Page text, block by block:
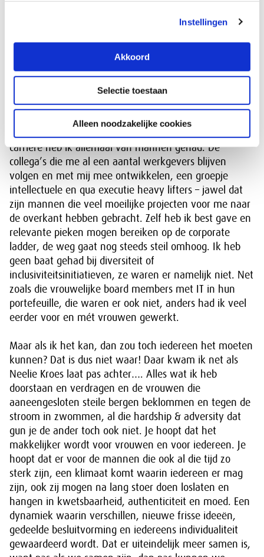
Instellingen
Akkoord
Selectie toestaan
Alleen noodzakelijke cookies
altijd met mannelijke collega’s gewerkt vanaf 1998, in
de financiële sector waren posities van invloed zonder
meer ingevuld door mannen, ik heb gewerkt voor- en
veel geleerd van mannelijke sterke bestuurders, mijn
intervisie groep bestaat al 12 jaar uit 3 onwijs wijze
mannelijke C-levelbestuurders. De kansen in mijn
carrière heb ik allemaal van mannen gehad. De
collega’s die me al een aantal werkgevers blijven
volgen en met mij mee ontwikkelen, een groepje
intellectuele en qua executie heavy lifters – jawel dat
zijn mannen die veel moeilijke projecten voor me naar
de overkant hebben gebracht. Zelf heb ik best gave en
relevante pieken mogen bereiken op de corporate
ladder, de weg gaat nog steeds steil omhoog. Ik heb
geen baat gehad bij diversiteit of
inclusiviteitsinitiatieven, ze waren er namelijk niet. Net
zoals die vrouwelijke board members met IT in hun
portefeuille, die waren er ook niet, anders had ik veel
eerder voor en mét vrouwen gewerkt.
Maar als ik het kan, dan zou toch iedereen het moeten
kunnen? Dat is dus niet waar! Daar kwam ik net als
Neelie Kroes laat pas achter…. Alles wat ik heb
doorstaan en verdragen en de vrouwen die
aaneengesloten steile bergen beklommen en tegen de
stroom in zwommen, al die hardship & adversity dat
gun je de ander toch ook niet. Je hoopt dat het
makkelijker wordt voor vrouwen en voor iedereen. Je
hoopt dat er voor de mannen die ook al die tijd zo
sterk zijn, een klimaat komt waarin iedereen er mag
zijn, ook zij mogen na lang stoer doen loslaten en
hangen in kwetsbaarheid, authenticiteit en moed. Een
dynamiek waarin verschillen, nieuwe frisse ideeën,
gedeelde besluitvorming en iedereens individualiteit
gewaardeerd wordt. Dat er uiteindelijk meer samen is,